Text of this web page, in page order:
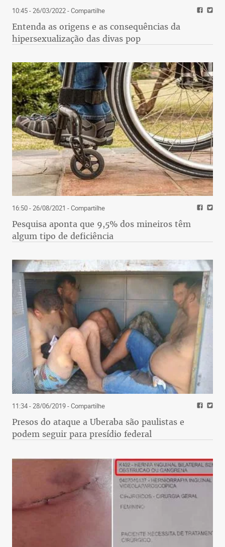
10:45 - 26/03/2022- Compartilhe
Entenda as origens e as consequências da
hipersexualização das divas pop
16:50 - 26/08/2021 - Compartilhe
Pesquisa aponta que 9,5% dos mineiros têm
algum tipo de deficiência
11:34 - 28/06/2019- Compartilhe
Presos do ataque a Uberaba são paulistas e
podem seguir para presídio federal